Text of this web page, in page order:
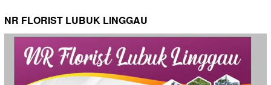
NR FLORIST LUBUK LINGGAU